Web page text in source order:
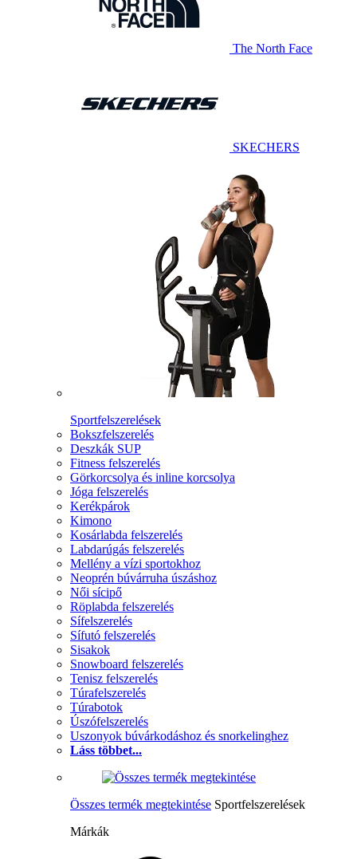
The North Face
SKECHERS
Sportfelszerelések
Bokszfelszerelés
Deszkák SUP
Fitness felszerelés
Görkorcsolya és inline korcsolya
Jóga felszerelés
Kerékpárok
Kimono
Kosárlabda felszerelés
Labdarúgás felszerelés
Mellény a vízi sportokhoz
Neoprén búvárruha úszáshoz
Női sícipő
Röplabda felszerelés
Sífelszerelés
Sífutó felszerelés
Sisakok
Snowboard felszerelés
Tenisz felszerelés
Túrafelszerelés
Túrabotok
Úszófelszerelés
Uszonyok búvárkodáshoz és snorkelinghez
Láss többet...
Összes termék megtekintése Sportfelszerelések
Márkák